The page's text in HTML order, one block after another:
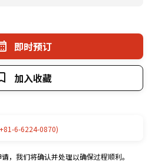
即时预订
加入收藏
6-6224-0870)
，我们将确认并处理以确保过程顺利。